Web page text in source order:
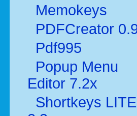
Memokeys
PDFCreator
Pdf995
Popup Menu
Editor 7.2x
Shortkeys LITE